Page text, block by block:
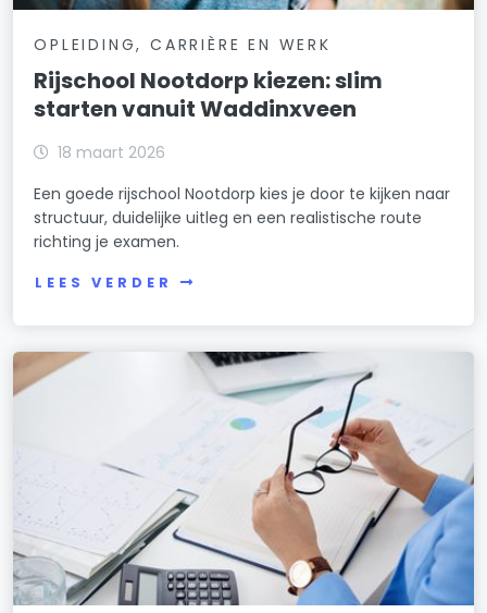
OPLEIDING, CARRIÈRE EN WERK
Rijschool Nootdorp kiezen: slim
starten vanuit Waddinxveen
18 maart 2026
Een goede rijschool Nootdorp kies je door te kijken naar
structuur, duidelijke uitleg en een realistische route
richting je examen.
LEES VERDER